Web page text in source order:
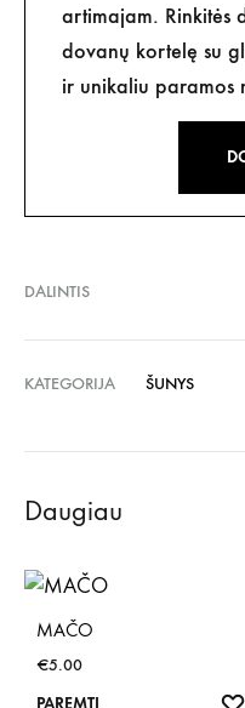
artimajam. Rinkitės
dovanų kortelę su
ir unikaliu paramos
DALINTIS
KATEGORIJA ŠUNYS
Daugiau
MAČO
€5.00
PAREMTI